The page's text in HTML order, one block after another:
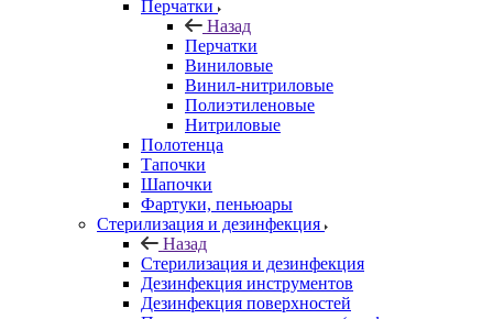
Перчатки
Назад
Перчатки
Виниловые
Винил-нитриловые
Полиэтиленовые
Нитриловые
Полотенца
Тапочки
Шапочки
Фартуки, пеньюары
Стерилизация и дезинфекция
Назад
Стерилизация и дезинфекция
Дезинфекция инструментов
Дезинфекция поверхностей